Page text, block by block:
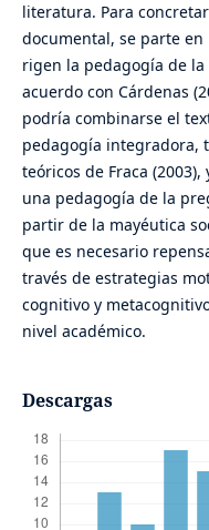
literatura. Para
documental, se parte
rigen la pedagogía de
acuerdo con Cárdenas
podría combinarse el
pedagogía integradora,
teóricos de Fraca
una pedagogía de la
partir de la mayéutica
que es necesario
través de estrategias
cognitivo y
nivel académico.
Descargas